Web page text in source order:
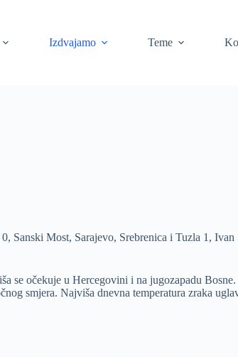
Izdvajamo Teme
Sanski Most, Sarajevo, Srebrenica i Tuzla 1,
se očekuje u Hercegovini i na jugozapadu
smjera. Najviša dnevna temperatura zraka